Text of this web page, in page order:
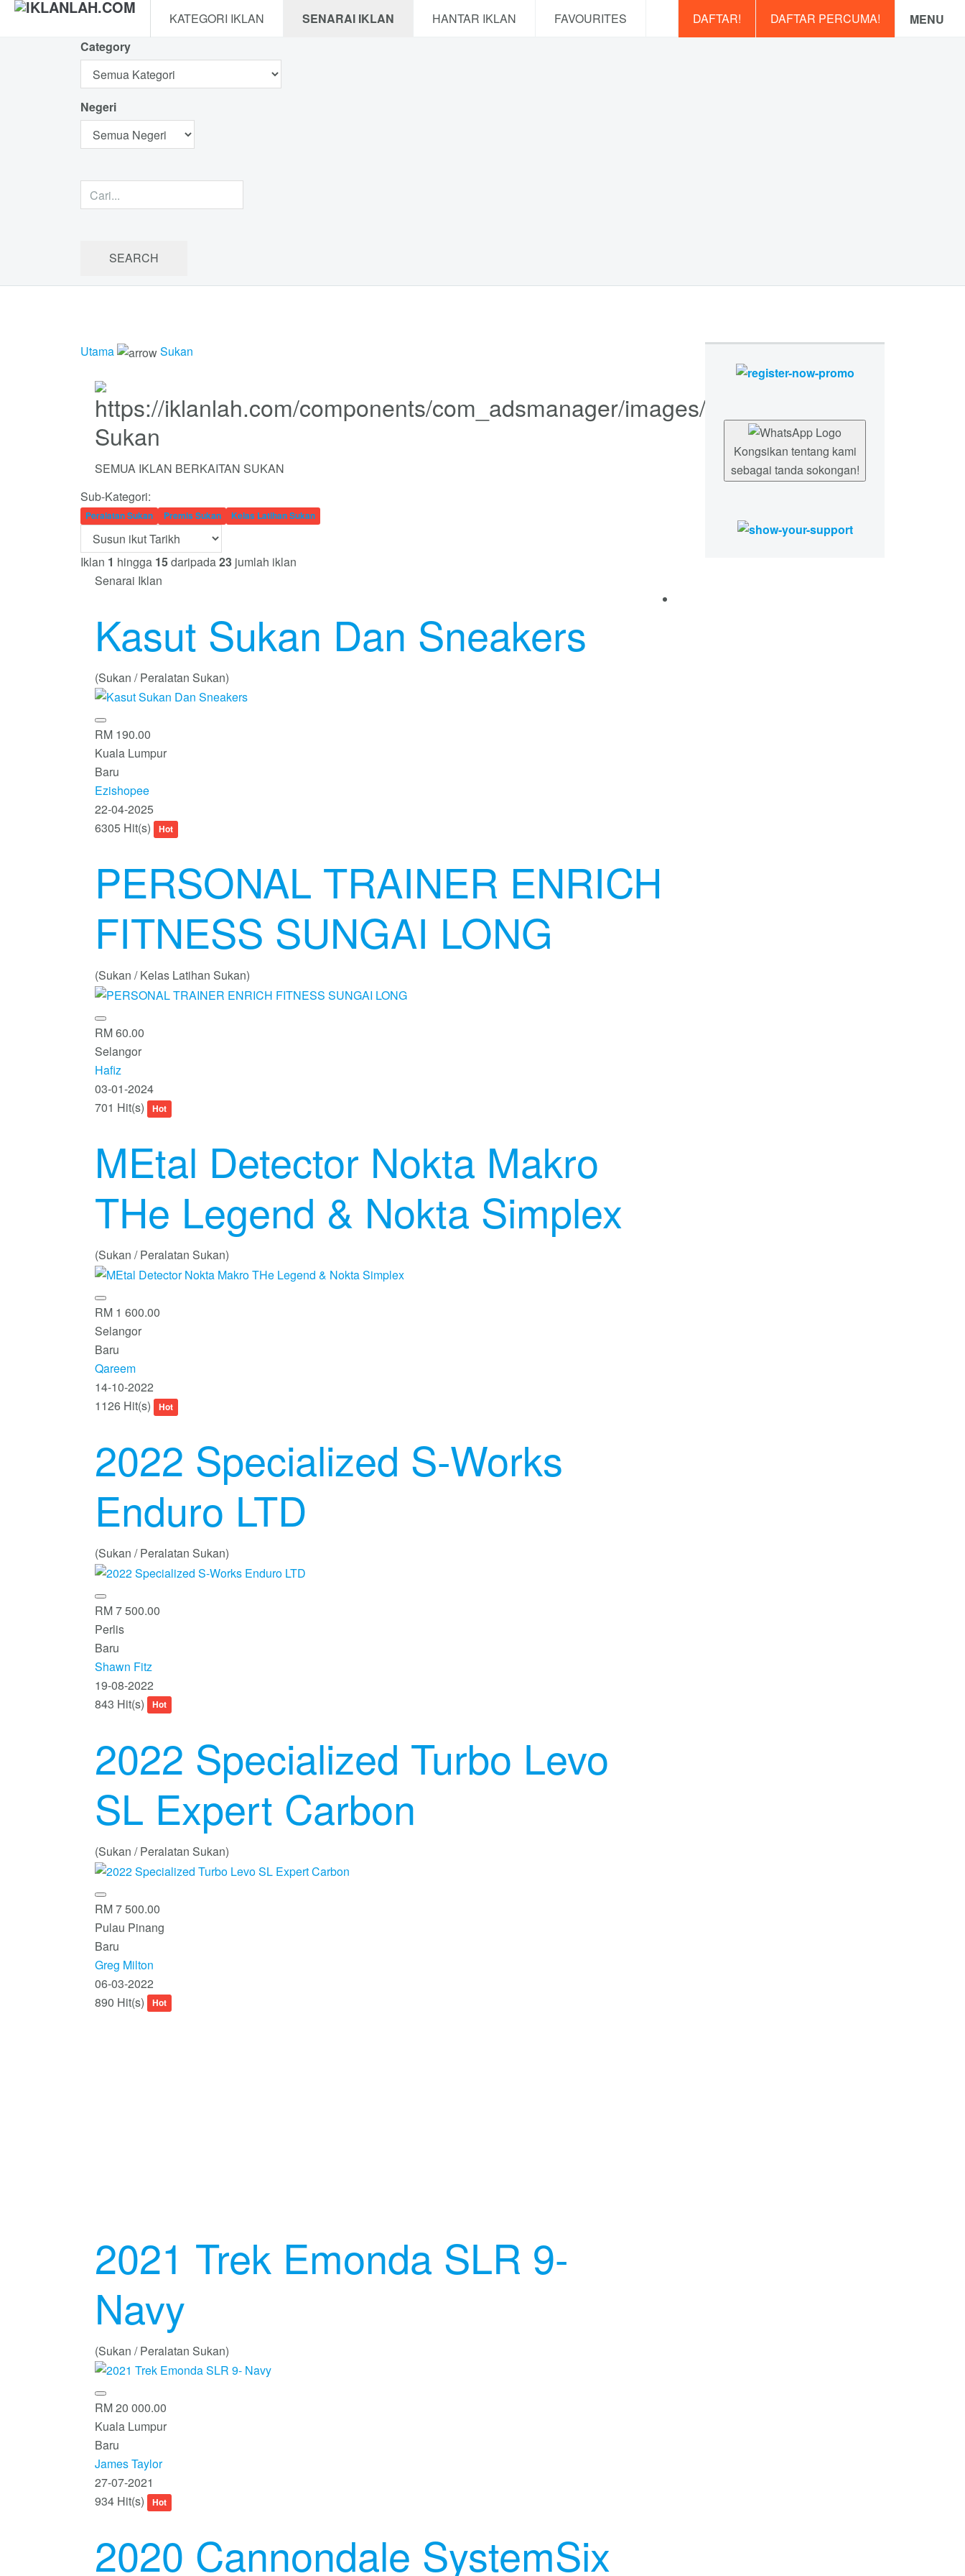
KATEGORI IKLAN SENARAI IKLAN HANTAR IKLAN FAVOURITES MENU
DAFTAR PERCUMA!
DAFTAR!
Category
Negeri
Utama Sukan
Sukan
SEMUA IKLAN BERKAITAN SUKAN
Sub-Kategori:
Peralatan Sukan Premis Sukan Kelas Latihan Sukan
Iklan 1 hingga 15daripada23 jumlah iklan
Senarai Iklan
Kasut Sukan Dan Sneakers
(Sukan / Peralatan Sukan)
RM 190.00
Kuala Lumpur
Baru
Ezishopee
22-04-2025
6305 Hit(s)
Hot
PERSONAL TRAINER ENRICH
FITNESS SUNGAI LONG
(Sukan / Kelas Latihan Sukan)
RM 60.00
Selangor
Hafiz
03-01-2024
701 Hit(s)
Hot
MEtal Detector Nokta Makro
THe Legend & Nokta Simplex
(Sukan / Peralatan Sukan)
RM 1 600.00
Selangor
Baru
Qareem
14-10-2022
1126 Hit(s)
Hot
2022 Specialized S-Works
Enduro LTD
(Sukan / Peralatan Sukan)
RM 7 500.00
Perlis
Baru
Shawn Fitz
19-08-2022
843 Hit(s)
Hot
2022 Specialized Turbo Levo
SL Expert Carbon
(Sukan / Peralatan Sukan)
RM 7 500.00
Pulau Pinang
Baru
Greg Milton
06-03-2022
890 Hit(s)
Hot
2021 Trek Emonda SLR 9-
Navy
(Sukan / Peralatan Sukan)
RM 20 000.00
Kuala Lumpur
Baru
James Taylor
27-07-2021
934 Hit(s)
Hot
2020 Cannondale SystemSix
Kongsikan tentang kami
sebagai tanda sokongan!